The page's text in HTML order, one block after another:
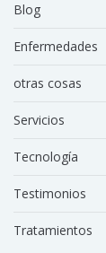
Blog
Enfermedades
otras cosas
Servicios
Tecnología
Testimonios
Tratamientos